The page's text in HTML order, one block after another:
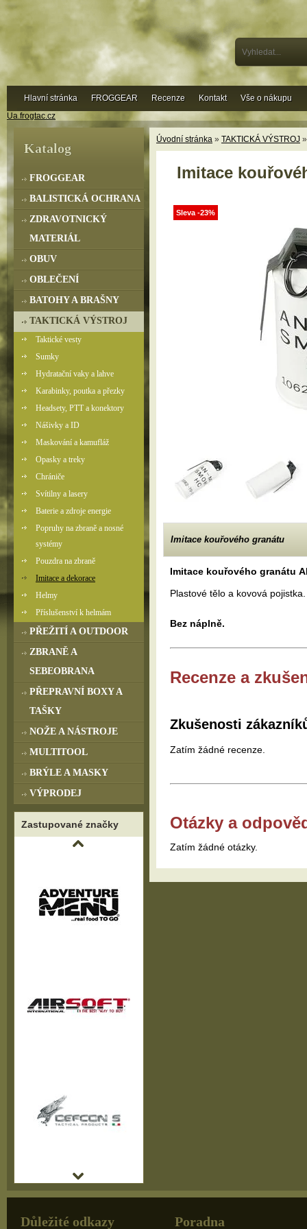
Ua.frogtac.cz
Úvodní stránka » TAKTICKÁ VÝSTROJ
Imitace
Sleva -23%
Imitace kouřového granátu
Imitace kouřového granátu
Plastové tělo a kovová pojistka.
Bez náplně.
Recenze a
Zkušenosti
Zatím žádné recenze.
Otázky a
Zatím žádné otázky.
Katalog
FROGGEAR
BALISTICKÁ OCHRANA
ZDRAVOTNICKÝ
MATERIÁL
OBUV
OBLEČENÍ
BATOHY A BRAŠNY
TAKTICKÁ VÝSTROJ
Taktické vesty
Sumky
Hydratační vaky a lahve
Karabinky, poutka a přezky
Headsety, PTT a konektory
Nášivky a ID
Maskování a kamufláž
Opasky a treky
Chrániče
Svítilny a lasery
Baterie a zdroje energie
Popruhy na zbraně a nosné
systémy
Pouzdra na zbraně
Imitace a dekorace
Helmy
Příslušenství k helmám
PŘEŽITÍ A OUTDOOR
ZBRANĚ A
SEBEOBRANA
PŘEPRAVNÍ BOXY A
TAŠKY
NOŽE A NÁSTROJE
MULTITOOL
BRÝLE A MASKY
VÝPRODEJ
Zastupované značky
Hlavní stránka FROGGEAR Recenze Kontakt Vše o nákupu
Důležité odkazy Poradna